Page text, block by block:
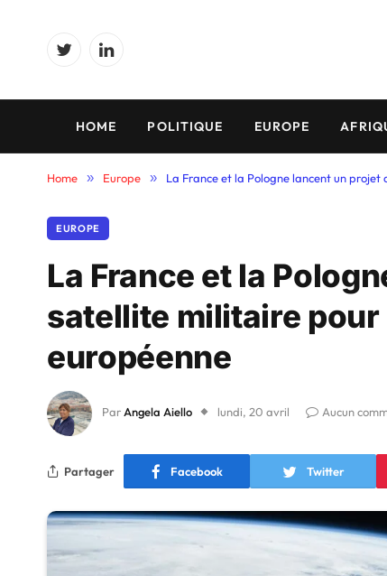
TwitterLinkedIn
HOME POLITIQUE EUROPE
Home » Europe » La France et la Pologne lancent un
EUROPE
La France et la
satellite militaire
européenne
Par Angela Aiello lundi, 20 avril Aucun
Partager Facebook Twitter